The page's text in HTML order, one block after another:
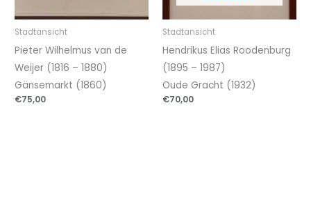
Stadtansicht
Pieter Wilhelmus van de
Weijer (1816 – 1880)
Gänsemarkt (1860)
€75,00
Stadtansicht
Hendrikus Elias Roodenburg
(1895 – 1987)
Oude Gracht (1932)
€70,00